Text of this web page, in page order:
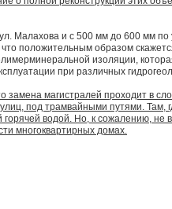
Малахова и с 500 мм до 600 мм
положительным образом
изоляции,
при различных
замена магистралей проходит в
под трамвайными путями. Там,
водой. Но, к сожалению, не
многоквартирных домах.